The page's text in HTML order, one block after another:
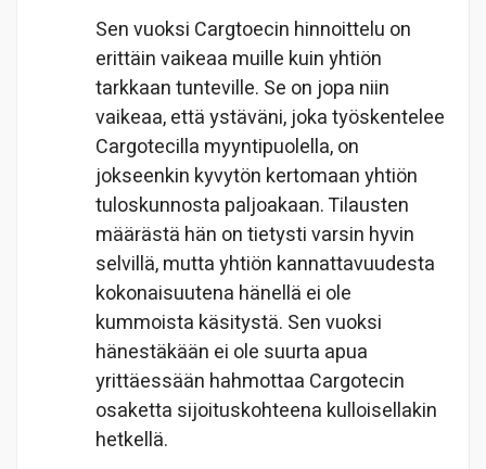
Sen vuoksi Cargtoecin hinnoittelu on
erittäin vaikeaa muille kuin yhtiön
tarkkaan tunteville. Se on jopa niin
vaikeaa, että ystäväni, joka työskentelee
Cargotecilla myyntipuolella, on
jokseenkin kyvytön kertomaan yhtiön
tuloskunnosta paljoakaan. Tilausten
määrästä hän on tietysti varsin hyvin
selvillä, mutta yhtiön kannattavuudesta
kokonaisuutena hänellä ei ole
kummoista käsitystä. Sen vuoksi
hänestäkään ei ole suurta apua
yrittäessään hahmottaa Cargotecin
osaketta sijoituskohteena kulloisellakin
hetkellä.